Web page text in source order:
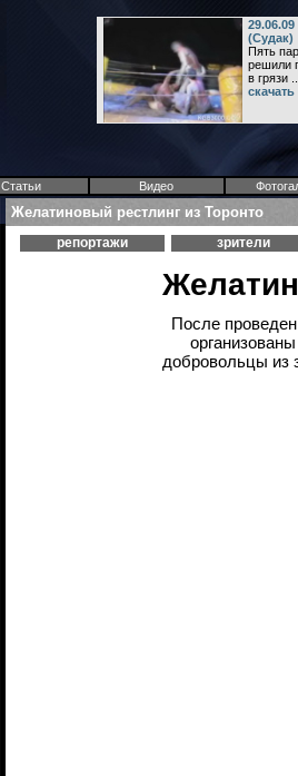
(Судак)
Пять
решили
в грязи
Статьи Видео
Желатиновый рестлинг из Торонто
репортажи зрители
После
добровольцы из